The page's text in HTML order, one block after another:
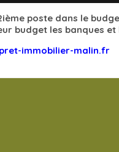
poste dans le
budget les banques
pret-immobilier-malin.fr